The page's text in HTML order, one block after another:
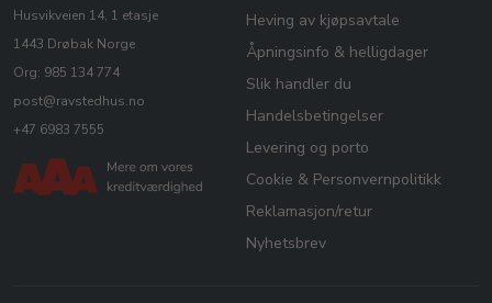
Husvikveien 14, 1 etasje
1443 Drøbak Norge
Org: 985 134 774
post@ravstedhus.no
+47 6983 7555
Heving av kjøpsavtale
Åpningsinfo & helligdager
Slik handler du
Handelsbetingelser
Levering og porto
Cookie & Personvernpolitikk
Reklamasjon/retur
Nyhetsbrev